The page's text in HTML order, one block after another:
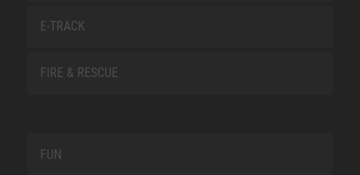
E-TRACK
FIRE & RESCUE
FUN